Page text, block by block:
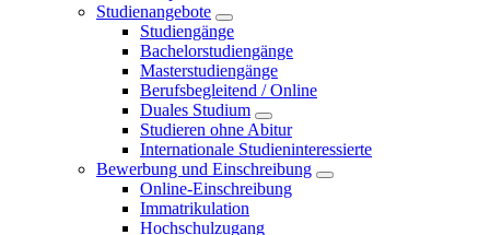
Studienangebote
Studiengänge
Bachelorstudiengänge
Masterstudiengänge
Berufsbegleitend / Online
Duales Studium
Studieren ohne Abitur
Internationale Studieninteressierte
Bewerbung und Einschreibung
Online-Einschreibung
Immatrikulation
Hochschulzugang